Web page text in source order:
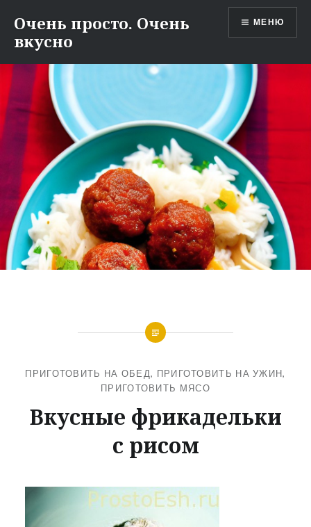
содержимому
Очень просто. Очень
вкусно
МЕНЮ
ПРИГОТОВИТЬ НА ОБЕД, ПРИГОТОВИТЬ НА УЖИН,
ПРИГОТОВИТЬ МЯСО
Вкусные фрикадельки
с рисом